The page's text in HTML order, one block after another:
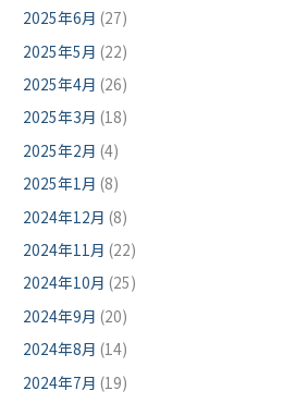
2025年6月 (27)
2025年5月 (22)
2025年4月 (26)
2025年3月 (18)
2025年2月 (4)
2025年1月 (8)
2024年12月 (8)
2024年11月 (22)
2024年10月 (25)
2024年9月 (20)
2024年8月 (14)
2024年7月 (19)